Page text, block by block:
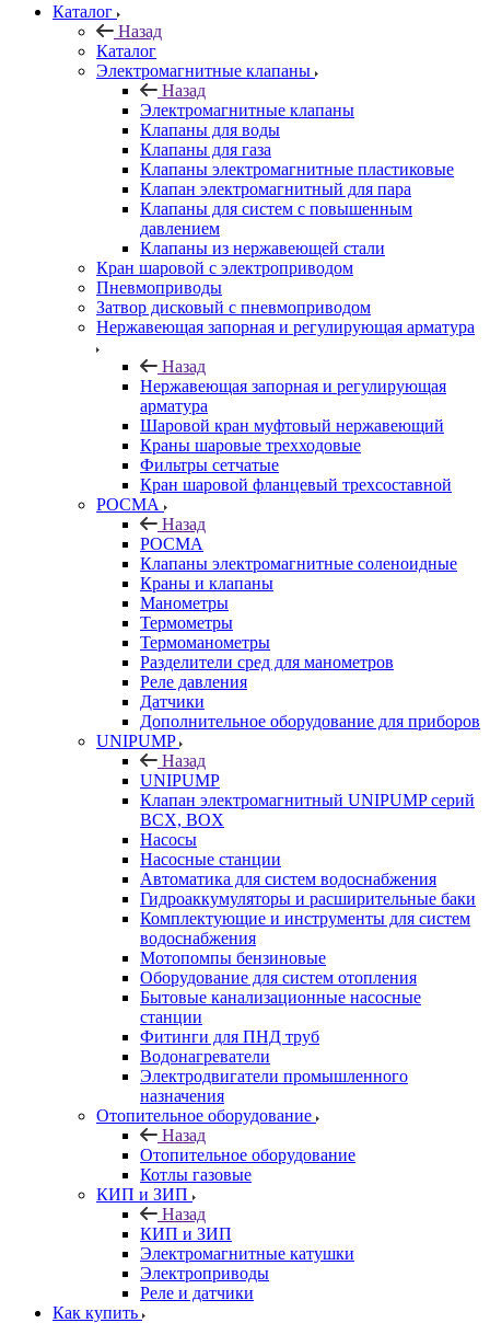
Каталог
Назад
Каталог
Электромагнитные клапаны
Назад
Электромагнитные клапаны
Клапаны для воды
Клапаны для газа
Клапаны электромагнитные пластиковые
Клапан электромагнитный для пара
Клапаны для систем с повышенным
давлением
Клапаны из нержавеющей стали
Кран шаровой с электроприводом
Пневмоприводы
Затвор дисковый с пневмоприводом
Нержавеющая запорная и регулирующая арматура
Назад
Нержавеющая запорная и регулирующая
арматура
Шаровой кран муфтовый нержавеющий
Краны шаровые трехходовые
Фильтры сетчатые
Кран шаровой фланцевый трехсоставной
РОСМА
Назад
РОСМА
Клапаны электромагнитные соленоидные
Краны и клапаны
Манометры
Термометры
Термоманометры
Разделители сред для манометров
Реле давления
Датчики
Дополнительное оборудование для приборов
UNIPUMP
Назад
UNIPUMP
Клапан электромагнитный UNIPUMP серий
BCX, BOX
Насосы
Насосные станции
Автоматика для систем водоснабжения
Гидроаккумуляторы и расширительные баки
Комплектующие и инструменты для систем
водоснабжения
Мотопомпы бензиновые
Оборудование для систем отопления
Бытовые канализационные насосные
станции
Фитинги для ПНД труб
Водонагреватели
Электродвигатели промышленного
назначения
Отопительное оборудование
Назад
Отопительное оборудование
Котлы газовые
КИП и ЗИП
Назад
КИП и ЗИП
Электромагнитные катушки
Электроприводы
Реле и датчики
Как купить